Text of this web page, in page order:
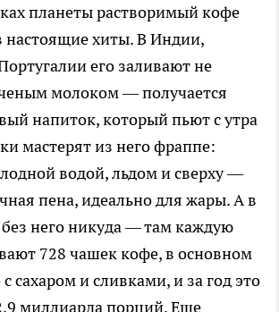
планеты растворимый кофе
хиты. В Индии,
его заливают не
молоком — получается
напиток, который пьют с утра
мастерят из него фраппе:
водой, льдом и сверху —
пена, идеально для жары. А в
него никуда — там каждую
728 чашек кофе, в основном
сахаром и сливками, и за год это
миллиарда порций. Еще